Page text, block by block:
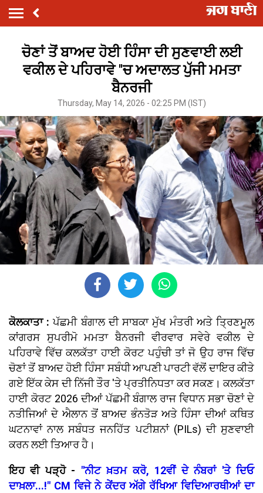
ਚੋਣਾਂ ਤੋਂ ਬਾਅਦ ਹੋਈ ਹਿੰਸਾ ਦੀ ਸੁਣਵਾਈ ਲਈ
ਵਕੀਲ ਦੇ ਪਹਿਰਾਵੇ ''ਚ ਅਦਾਲਤ ਪੁੱਜੀ ਮਮਤਾ
ਬੈਨਰਜੀ
Thursday, May 14, 2026 - 02:25 PM (IST)
ਕੋਲਕਾਤਾ :ਪੱਛਮੀ ਬੰਗਾਲ ਦੀ ਸਾਬਕਾ ਮੁੱਖ ਮੰਤਰੀ ਅਤੇ ਤ੍ਰਿਣਮੂਲ
ਕਾਂਗਰਸ ਸੁਪਰੀਮੋ ਮਮਤਾ ਬੈਨਰਜੀ ਵੀਰਵਾਰ ਸਵੇਰੇ ਵਕੀਲ ਦੇ
ਪਹਿਰਾਵੇ ਵਿੱਚ ਕਲਕੱਤਾ ਹਾਈ ਕੋਰਟ ਪਹੁੰਚੀ ਤਾਂ ਜੋ ਉਹ ਰਾਜ ਵਿੱਚ
ਚੋਣਾਂ ਤੋਂ ਬਾਅਦ ਹੋਈ ਹਿੰਸਾ ਸਬੰਧੀ ਆਪਣੀ ਪਾਰਟੀ ਵੱਲੋਂ ਦਾਇਰ ਕੀਤੇ
ਗਏ ਇੱਕ ਕੇਸ ਦੀ ਨਿੱਜੀ ਤੌਰ 'ਤੇ ਪ੍ਰਤੀਨਿਧਤਾ ਕਰ ਸਕਣ। ਕਲਕੱਤਾ
ਹਾਈ ਕੋਰਟ 2026 ਦੀਆਂ ਪੱਛਮੀ ਬੰਗਾਲ ਰਾਜ ਵਿਧਾਨ ਸਭਾ ਚੋਣਾਂ ਦੇ
ਨਤੀਜਿਆਂ ਦੇ ਐਲਾਨ ਤੋਂ ਬਾਅਦ ਭੰਨਤੋੜ ਅਤੇ ਹਿੰਸਾ ਦੀਆਂ ਕਥਿਤ
ਘਟਨਾਵਾਂ ਨਾਲ ਸਬੰਧਤ ਜਨਹਿੱਤ ਪਟੀਸ਼ਨਾਂ (PILs) ਦੀ ਸੁਣਵਾਈ
ਕਰਨ ਲਈ ਤਿਆਰ ਹੈ।
ਇਹ ਵੀ ਪੜ੍ਹੋ - "ਨੀਟ ਖ਼ਤਮ ਕਰੋ, 12ਵੀਂ ਦੇ ਨੰਬਰਾਂ 'ਤੇ ਦਿਓ
ਦਾਖ਼ਲਾ...!" CM ਵਿਜੇ ਨੇ ਕੇਂਦਰ ਅੱਗੇ ਰੱਖਿਆ ਵਿਦਿਆਰਥੀਆਂ ਦਾ